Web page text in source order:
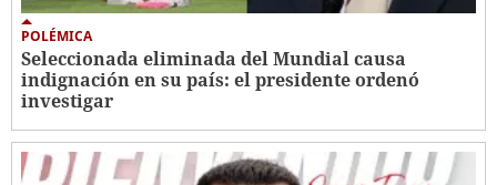
POLÉMICA
Seleccionada eliminada del Mundial causa
indignación en su país: el presidente ordenó
investigar